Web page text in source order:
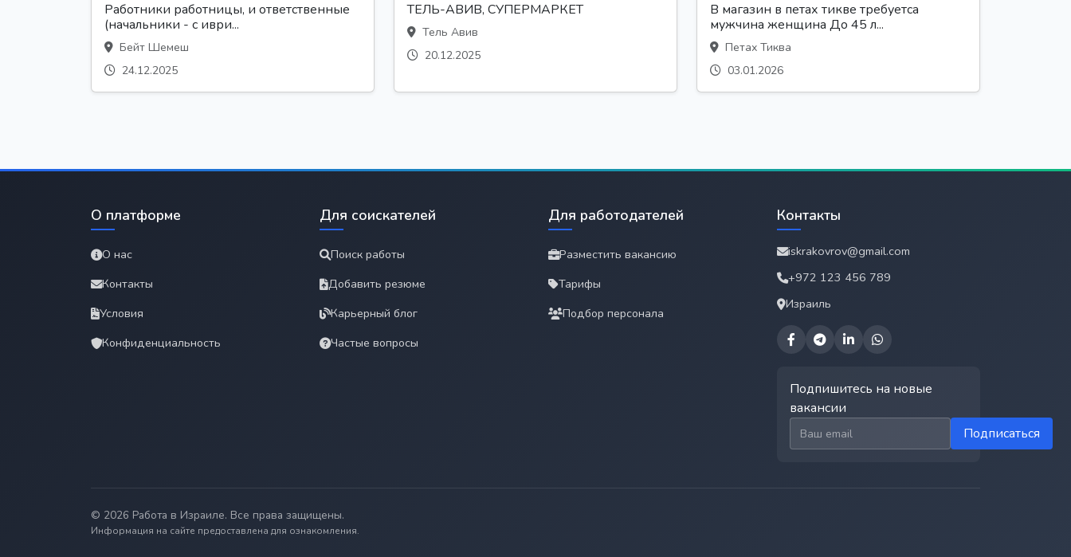
Работники работницы, и ответственные
(начальники - с иври...
Бейт Шемеш
24.12.2025
ТЕЛЬ-АВИВ, СУПЕРМАРКЕТ
Тель Авив
20.12.2025
В магазин в петах тикве требуетса
мужчина женщина До 45 л...
Петах Тиква
03.01.2026
О платформе
О нас
Контакты
Условия
Конфиденциальность
Для соискателей
Поиск работы
Добавить резюме
Карьерный блог
Частые вопросы
Для работодателей
Разместить вакансию
Тарифы
Подбор персонала
Контакты
iskrakovrov@gmail.com
+972 123 456 789
Израиль
Подпишитесь на новые
вакансии
Email для подписки
Подписаться
© 2026 Работа в Израиле. Все права защищены.
Информация на сайте предоставлена для ознакомления.